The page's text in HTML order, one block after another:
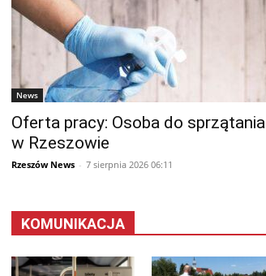
News
Oferta pracy: Osoba do sprzątania
w Rzeszowie
Rzeszów News - 7 sierpnia 2026 06:11
KOMUNIKACJA